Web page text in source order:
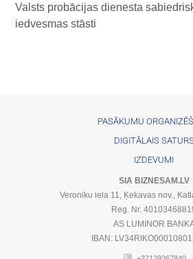
Valsts probācijas dienesta
iedvesmas stāsti
PASĀKUMU
DIGITĀLAIS
IZDEVUMI
SIA BIZNESAM.LV
Veroniku iela 11, Ķekavas nov.,
Reg. Nr.
AS LUMINOR
IBAN: